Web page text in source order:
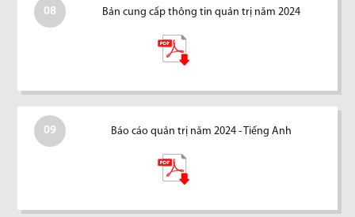
08 Bản cung cấp thông tin quản trị năm 2024
09 Báo cáo quản trị năm 2024 - Tiếng Anh